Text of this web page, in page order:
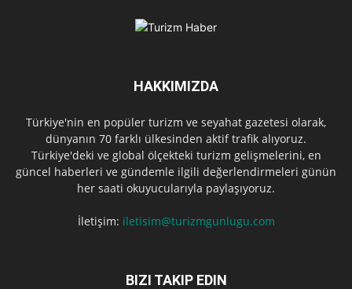
HAKKIMIZDA
Türkiye'nin en popüler turizm ve seyahat gazetesi olarak,
dünyanın 70 farklı ülkesinden aktif trafik alıyoruz.
Türkiye'deki ve global ölçekteki turizm gelişmelerini, en
güncel haberleri ve gündemle ilgili değerlendirmeleri günün
her saati okuyucularıyla paylaşıyoruz.
İletişim: iletisim@turizmgunlugu.com
BIZI TAKIP EDIN